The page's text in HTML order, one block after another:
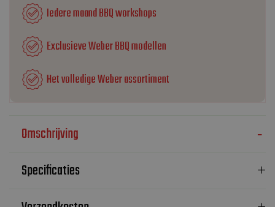
Iedere maand BBQ workshops
Exclusieve Weber BBQ modellen
Het volledige Weber assortiment
Omschrijving
Specificaties